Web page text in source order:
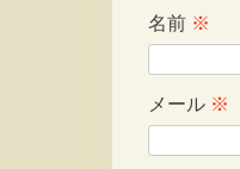
名前 ※
メール ※